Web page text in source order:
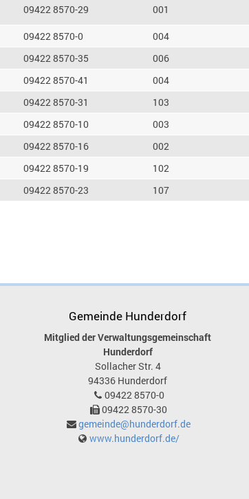
09422 8570-29 001
09422 8570-0 004
09422 8570-35 006
09422 8570-41 004
09422 8570-31 103
09422 8570-10 003
09422 8570-16 002
09422 8570-19 102
09422 8570-23 107
Gemeinde Hunderdorf
Mitglied der Verwaltungsgemeinschaft
Hunderdorf
Sollacher Str. 4
94336 Hunderdorf
09422 8570-0
09422 8570-30
gemeinde@hunderdorf.de
www.hunderdorf.de/